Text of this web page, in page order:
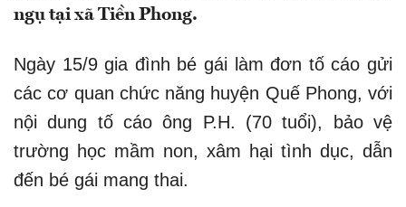
ngụ tại xã Tiền Phong.
Ngày 15/9 gia đình bé gái làm đơn tố cáo gửi
các cơ quan chức năng huyện Quế Phong, với
nội dung tố cáo ông P.H. (70 tuổi), bảo vệ
trường học mầm non, xâm hại tình dục, dẫn
đến bé gái mang thai.